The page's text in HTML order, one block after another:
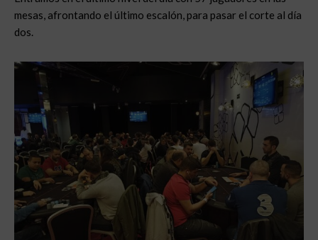
mesas, afrontando el último escalón, para pasar el corte al día
dos.